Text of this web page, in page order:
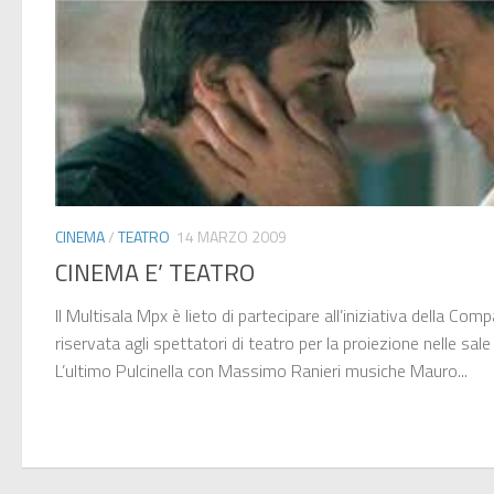
CINEMA/TEATRO 14 MARZO 2009
CINEMA E’ TEATRO
Il Multisala Mpx è lieto di partecipare all’iniziativa della
riservata agli spettatori di teatro per la proiezione nelle
L’ultimo Pulcinella con Massimo Ranieri musiche Mauro...